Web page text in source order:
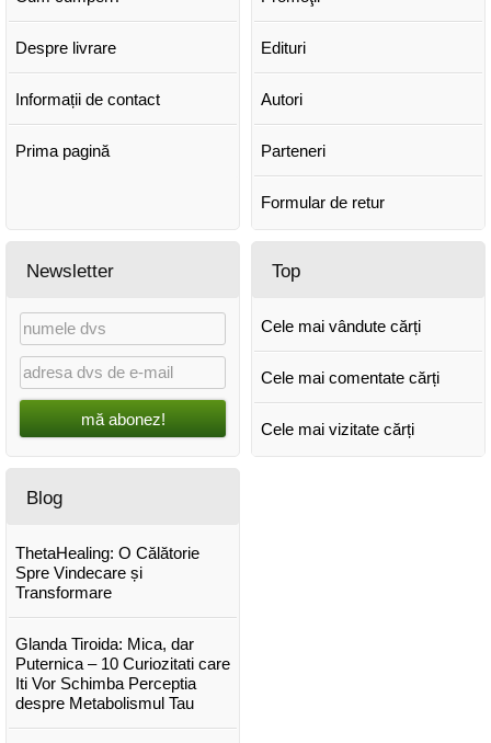
Despre livrare
Informații de contact
Prima pagină
Edituri
Autori
Parteneri
Formular de retur
Newsletter
mă abonez!
Top
Cele mai vândute cărți
Cele mai comentate cărți
Cele mai vizitate cărți
Blog
ThetaHealing: O Călătorie
Spre Vindecare și
Transformare
Glanda Tiroida: Mica, dar
Puternica – 10 Curiozitati care
Iti Vor Schimba Perceptia
despre Metabolismul Tau